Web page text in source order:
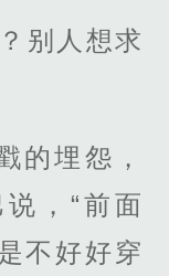
别人想求
的埋怨，
，“前面
不好好穿